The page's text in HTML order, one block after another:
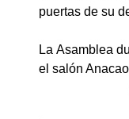
puertas de su
La Asamblea
el salón